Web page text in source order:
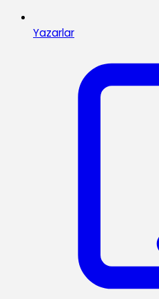
Yazarlar